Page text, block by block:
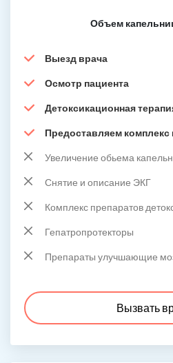
Объем
Выезд врача
Осмотр пациента
Детоксикационная
Предоставляем комплекс
Увеличение обьема
Снятие и описание ЭКГ
Комплекс препаратов
Гепатропротекторы
Препараты улучшающие
Вызвать